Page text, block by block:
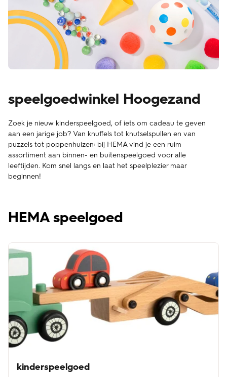
speelgoedwinkel Hoogezand
Zoek je nieuw kinderspeelgoed, of iets om cadeau te geven
aan een jarige job? Van knuffels tot knutselspullen en van
puzzels tot poppenhuizen: bij HEMA vind je een ruim
assortiment aan binnen- en buitenspeelgoed voor alle
leeftijden. Kom snel langs en laat het speelplezier maar
beginnen!
HEMA speelgoed
kinderspeelgoed